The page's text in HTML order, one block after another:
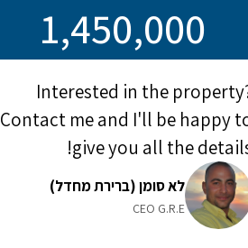
1,450,000
Interested in the
Contact me and I'll be happy
give you all the
לא סומן (ברירת מחדל)
CEO G.R.E